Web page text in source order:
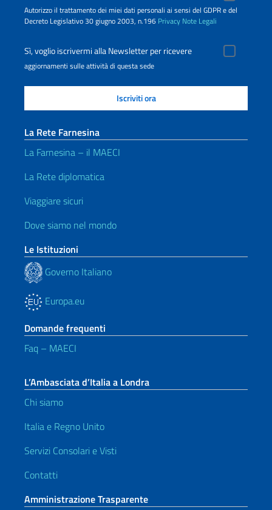
Autorizzo il trattamento dei miei dati personali ai sensi del GDPR e del
Decreto Legislativo 30 giugno 2003, n.196 Privacy Note Legali
Sì, voglio iscrivermi alla Newsletter per ricevere
aggiornamenti sulle attività di questa sede
La Rete Farnesina
La Farnesina – il MAECI
La Rete diplomatica
Viaggiare sicuri
Dove siamo nel mondo
Le Istituzioni
Governo Italiano
Europa.eu
Domande frequenti
Faq – MAECI
L’Ambasciata d’Italia a Londra
Chi siamo
Italia e Regno Unito
Servizi Consolari e Visti
Contatti
Amministrazione Trasparente